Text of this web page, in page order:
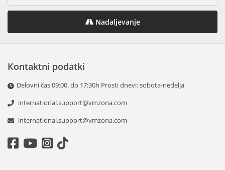
Nadaljevanje
Kontaktni podatki
Delovni čas 09:00. do 17:30h Prosti dnevi: sobota-nedelja
international.support@vmzona.com
international.support@vmzona.com